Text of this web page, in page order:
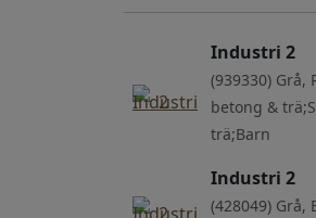
Industri 2
(939330) Grå,
betong &
trä;Barn
Industri 2
(428049) Grå,